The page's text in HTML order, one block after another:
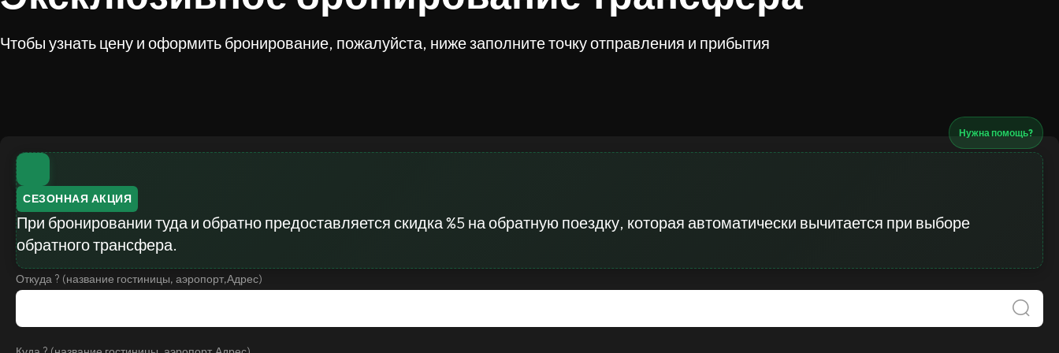
Чтобы узнать цену и оформить бронирование, пожалуйста, ниже заполните точку отправления и прибытия
Нужна помощь?
СЕЗОННАЯ АКЦИЯ
При бронировании туда и обратно предоставляется скидка %5 на обратную поездку, которая автоматически вычитается при выборе
обратного трансфера.
Откуда ? (название гостиницы, аэропорт,Адрес)